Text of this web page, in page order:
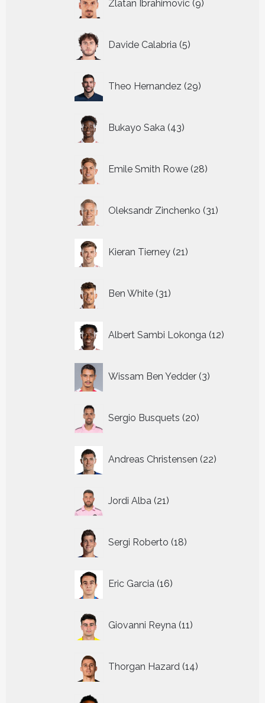
Zlatan Ibrahimovic 9
producten
Davide Calabria 5
producten
Theo Hernandez 29
producten
Bukayo Saka 43
producten
Emile Smith Rowe 28
producten
Oleksandr Zinchenko 31
producten
Kieran Tierney 21
producten
Ben White 31
producten
Albert Sambi Lokonga 12
Wissam Ben Yedder 3
producten
Sergio Busquets 20
producten
Andreas Christensen 22
producten
Jordi Alba 21
producten
Sergi Roberto 18
producten
Eric Garcia 16
producten
Giovanni Reyna 11
producten
Thorgan Hazard 14
producten